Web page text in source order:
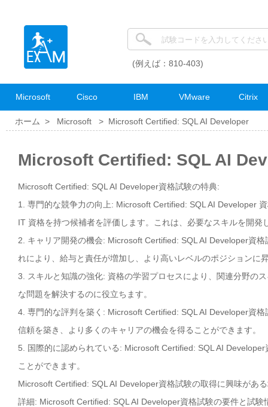
(例えば：810-403)
Microsoft Cisco IBM VMware Citrix
ホーム > Microsoft > Microsoft Certified: SQL AI Developer
Microsoft Certified: SQL AI
Microsoft Certified: SQL AI Developer資格試験の特典:
1. 専門的な競争力の向上: Microsoft Certified: SQL AI Developer
IT 資格を持つ候補者を評価します。これは、必要なスキルを開発
2. キャリア開発の機会: Microsoft Certified: SQL AI Developer資
れにより、給与と責任が増加し、より高いレベルのポジションに
3. スキルと知識の強化: 資格の学習プロセスにより、関連分野の
な問題を解決するのに役立ちます。
4. 専門的な評判を築く: Microsoft Certified: SQL AI Developer資
信頼を築き、より多くのキャリアの機会を得ることができます。
5. 国際的に認められている: Microsoft Certified: SQL AI
ことができます。
Microsoft Certified: SQL AI Developer資格試験の取得に興味があ
詳細: Microsoft Certified: SQL AI Developer資格試験の要件と試